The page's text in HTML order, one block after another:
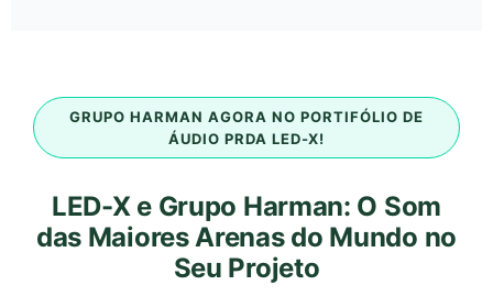
GRUPO HARMAN AGORA NO PORTIFÓLIO DE
ÁUDIO PRDA LED-X!
LED-X e Grupo Harman: O Som
das Maiores Arenas do Mundo no
Seu Projeto